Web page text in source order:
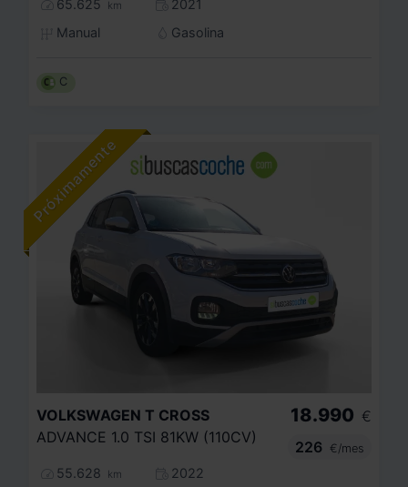
65.625 km
2021
Manual
Gasolina
C
VOLKSWAGEN T CROSS
ADVANCE 1.0 TSI 81KW (110CV)
55.628 km
2022
18.990 €
226
€/mes